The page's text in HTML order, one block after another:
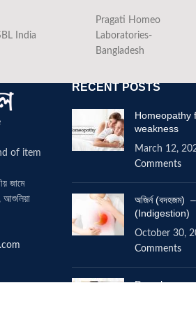
India
Pragati Homeo
Laboratories-
Bangladesh
of item
জামে
আশুলিয়া
RECENT POSTS
Homeopathy
weakness
March 12,
Comments
অজির্ন (বদহজম)
(Indigestion)
October 30,
Comments
Does